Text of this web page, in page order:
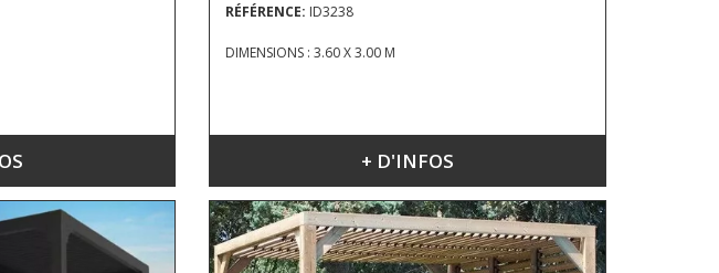
RÉFÉRENCE: ID3238
DIMENSIONS : 3.60 X 3.00 M
+ D'INFOS